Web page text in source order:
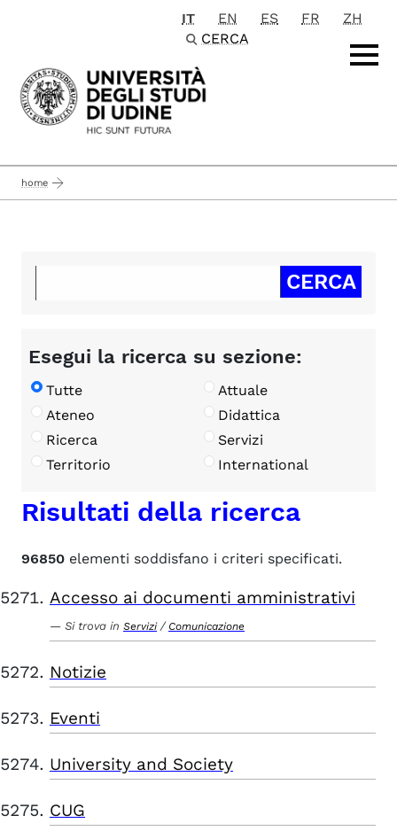
Passa al contenuto principale
IT EN ES FR
ZH
CERCA
home
Esegui la ricerca su sezione:
Tutte
Attuale
Ateneo
Didattica
Ricerca
Servizi
Territorio
International
Risultati della ricerca
96850 elementi soddisfano i criteri specificati.
Accesso ai documenti amministrativi
Si trova in Servizi / Comunicazione
Notizie
Eventi
University and Society
CUG